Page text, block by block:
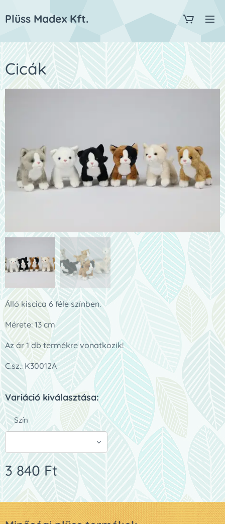
Plüss Madex Kft.
Cicák
Álló kiscica 6 féle színben.
Mérete: 13 cm
Az ár 1 db termékre vonatkozik!
C.sz.: K30012A
Variáció kiválasztása:
Szín
3 840Ft